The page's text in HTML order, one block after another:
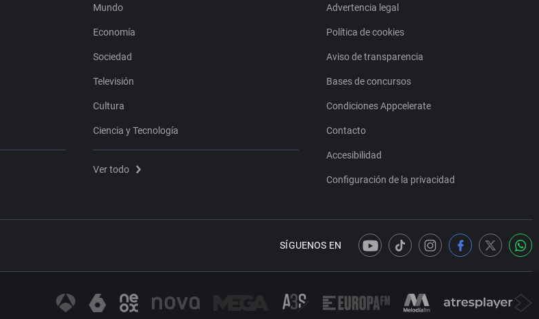
Mundo
Economía
Sociedad
Televisión
Cultura
Ciencia y Tecnología
Ver todo
Advertencia legal
Política de cookies
Aviso de transparencia
Bases de concursos
Condiciones Appcelerate
Contacto
Accesibilidad
Configuración de la privacidad
SÍGUENOS EN